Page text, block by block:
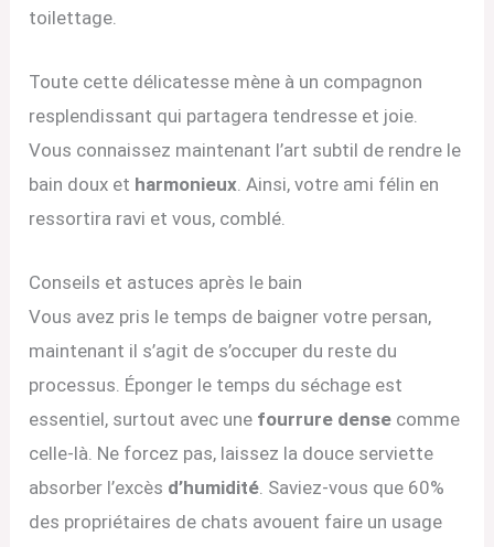
toilettage.
Toute cette délicatesse mène à un compagnon
resplendissant qui partagera tendresse et joie.
Vous connaissez maintenant l’art subtil de rendre le
bain doux et harmonieux. Ainsi, votre ami félin en
ressortira ravi et vous, comblé.
Conseils et astuces après le bain
Vous avez pris le temps de baigner votre persan,
maintenant il s’agit de s’occuper du reste du
processus. Éponger le temps du séchage est
essentiel, surtout avec une fourrure dense comme
celle-là. Ne forcez pas, laissez la douce serviette
absorber l’excès d’humidité. Saviez-vous que 60%
des propriétaires de chats avouent faire un usage